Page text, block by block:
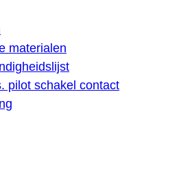
materialen
pilot schakel contact